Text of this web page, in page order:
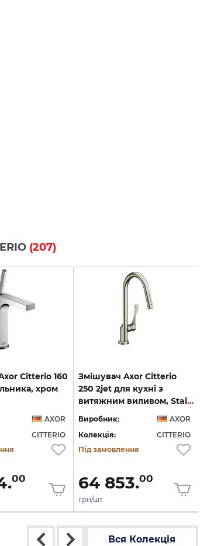
(207)
Citterio 160
хром
AXOR
CITTERIO
00
Змішувач Axor Citterio
250 2jet для кухні з
витяжним виливом, Stainless Steel (39835800)
Виробник:
AXOR
Колекція:
CITTERIO
Під замовлення
64 853.00
грн/шт
Вся Колекція